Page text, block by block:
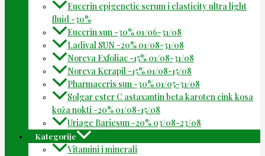
Eucerin epigenetic serum i elasticity ultra light
fluid -30%
Eucerin sun -30% 01/06-31/08
Ladival SUN -20% 01/08-31/08
Noreva Exfoliac -15% 01/08-31/08
Noreva Kerapil -15% 01/08-15/08
Pharmaceris sun -30% 01/05-31/08
Solgar ester C astaxantin beta karoten cink kosa
koža nokti -20% 01/08-15/08
Uriage Bariesun -20% 03/08-23/08
Kategorije
Vitamini i minerali